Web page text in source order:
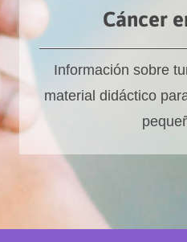
Cáncer
Información sobre
material didáctico